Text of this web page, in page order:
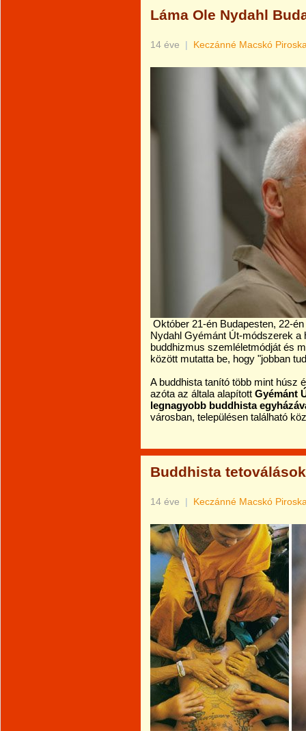
Láma Ole Nydahl
14 éve | Keczánné Macskó
Október 21-én Budapesten, 22-
Nydahl Gyémánt Út-módszerek a
buddhizmus szemléletmódját és
között mutatta be, hogy "jobban
A buddhista tanító több mint húsz
azóta az általa alapított Gyémánt
legnagyobb buddhista
városban, településen található
Buddhista tetoválások
14 éve | Keczánné Macskó